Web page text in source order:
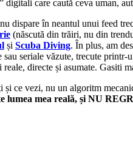
” digitali care caută ceva uman,
dispare în neantul unui feed
(născută din trăiri, nu din
și Scuba Diving. În plus, am
seriale văzute, trecute
directe și asumate. Gasiti
și ce vezi, nu un algoritm
lumea mea reală, și NU